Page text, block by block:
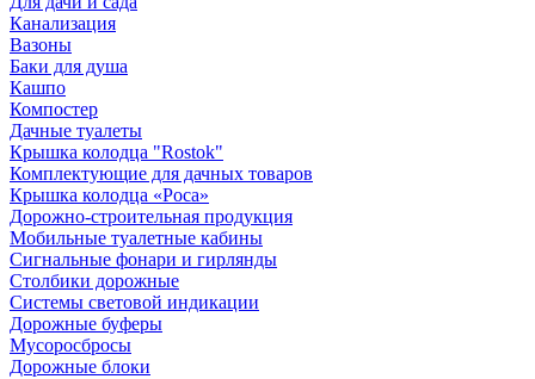
Канализация
Вазоны
Баки для душа
Кашпо
Компостер
Дачные туалеты
Крышка колодца "Rostok"
Комплектующие для дачных товаров
Крышка колодца «Роса»
Дорожно-строительная продукция
Мобильные туалетные кабины
Сигнальные фонари и гирлянды
Столбики дорожные
Системы световой индикации
Дорожные буферы
Мусоросбросы
Дорожные блоки